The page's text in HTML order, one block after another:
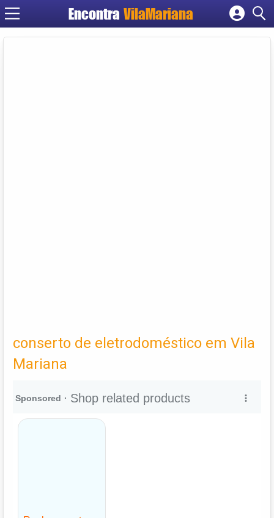
EncontraVilaMariana
Cadastrar empresa
conserto de eletrodoméstico em Vila
Mariana